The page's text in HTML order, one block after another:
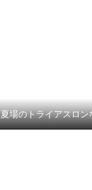
夏場のトライアスロ